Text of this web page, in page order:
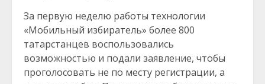
За первую неделю работы технологии
«Мобильный избиратель» более 800
татарстанцев воспользовались
возможностью и подали заявление, чтобы
проголосовать не по месту регистрации, а